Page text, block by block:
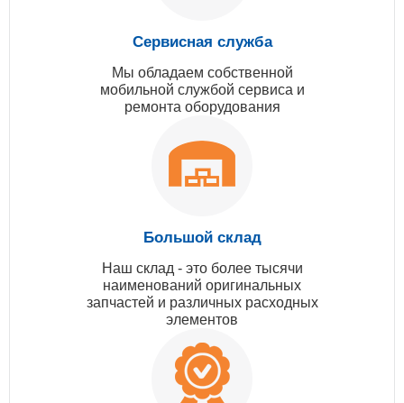
Сервисная служба
Мы обладаем собственной
мобильной службой сервиса и
ремонта оборудования
Большой склад
Наш склад - это более тысячи
наименований оригинальных
запчастей и различных расходных
элементов